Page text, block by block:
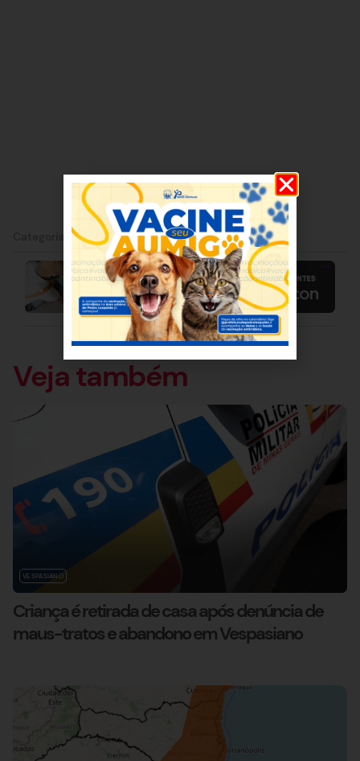
Categorias:Pedro Leopoldo|Política
Veja também
VESPASIANO
Criança é retirada de casa após denúncia de
maus-tratos e abandono em Vespasiano